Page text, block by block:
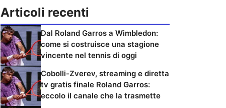
Articoli recenti
Dal Roland Garros a Wimbledon:
come si costruisce una stagione
vincente nel tennis di oggi
Cobolli-Zverev, streaming e diretta
tv gratis finale Roland Garros:
eccolo il canale che la trasmette